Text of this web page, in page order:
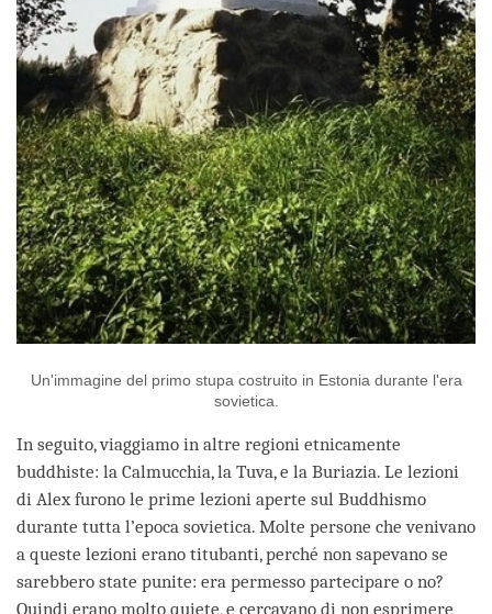
Un'immagine del primo stupa costruito in Estonia durante l'era
sovietica.
In seguito, viaggiamo in altre regioni etnicamente
buddhiste: la Calmucchia, la Tuva, e la Buriazia. Le lezioni
di Alex furono le prime lezioni aperte sul Buddhismo
durante tutta l’epoca sovietica. Molte persone che venivano
a queste lezioni erano titubanti, perché non sapevano se
sarebbero state punite: era permesso partecipare o no?
Quindi erano molto quiete, e cercavano di non esprimere